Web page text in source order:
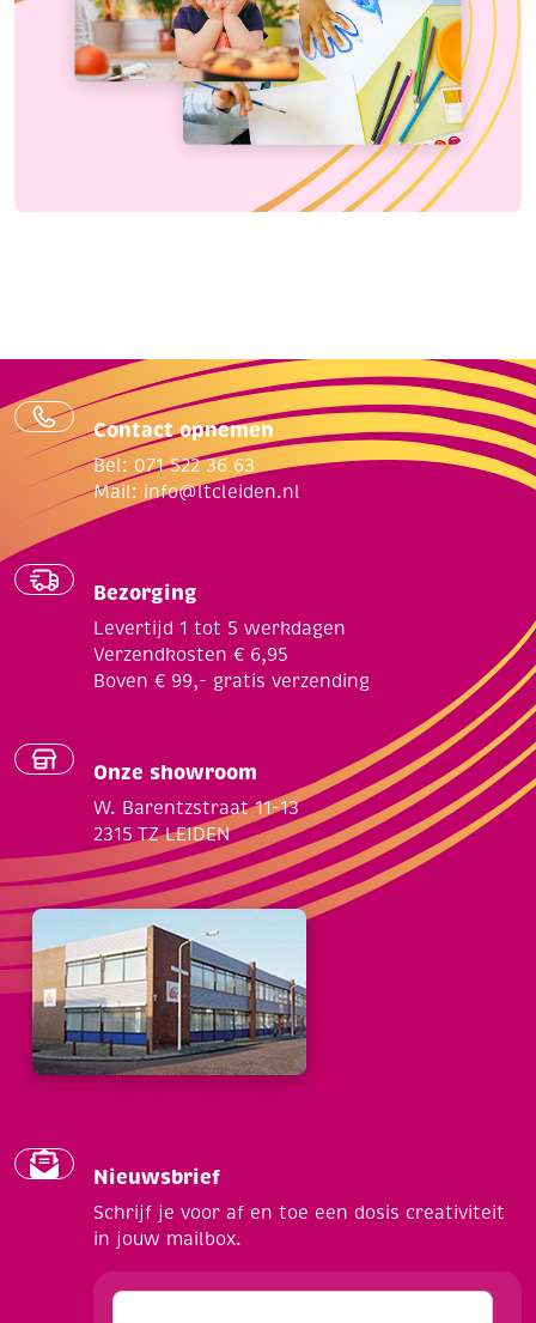
Contact opnemen
Bel: 071 522 36 63
Mail: info@ltcleiden.nl
Bezorging
Levertijd 1 tot 5 werkdagen
Verzendkosten € 6,95
Boven € 99,- gratis verzending
Onze showroom
W. Barentzstraat 11-13
2315 TZ LEIDEN
Nieuwsbrief
Schrijf je voor af en toe een dosis creativiteit
in jouw mailbox.